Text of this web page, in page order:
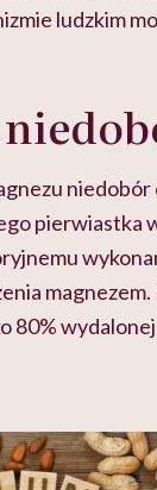
ludzkim
niedobór
pierwiastka
80%